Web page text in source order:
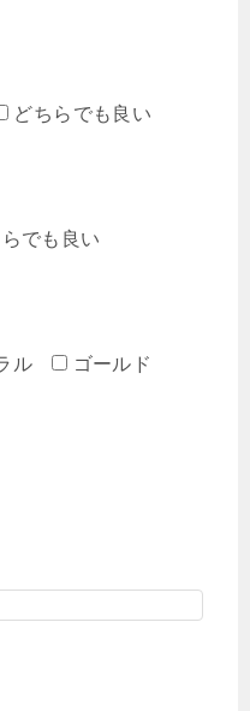
どちらでも良い
でも良い
ル ゴールド